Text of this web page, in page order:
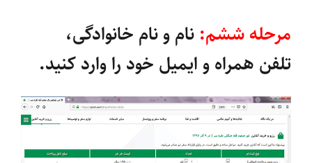
مرحله ششم: نام و نام خانوادگی،
تلفن همراه و ایمیل خود را وارد کنید.